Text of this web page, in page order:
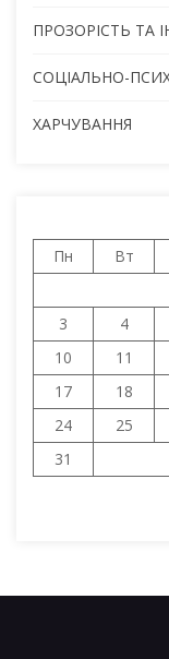
ПРОЗОРІСТЬ ТА
СОЦІАЛЬНО-
ХАРЧУВАННЯ
Пн
Вт
3
4
10
11
17
18
24
25
31